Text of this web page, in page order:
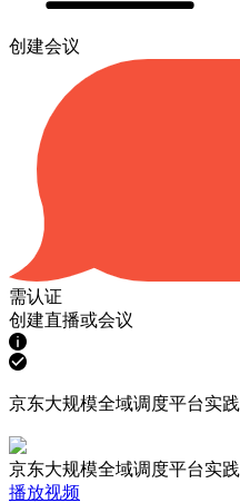
创建会议
需认证
创建直播或会议
京东大规模全域调度平台实践
京东大规模全域调度平台实践
播放视频